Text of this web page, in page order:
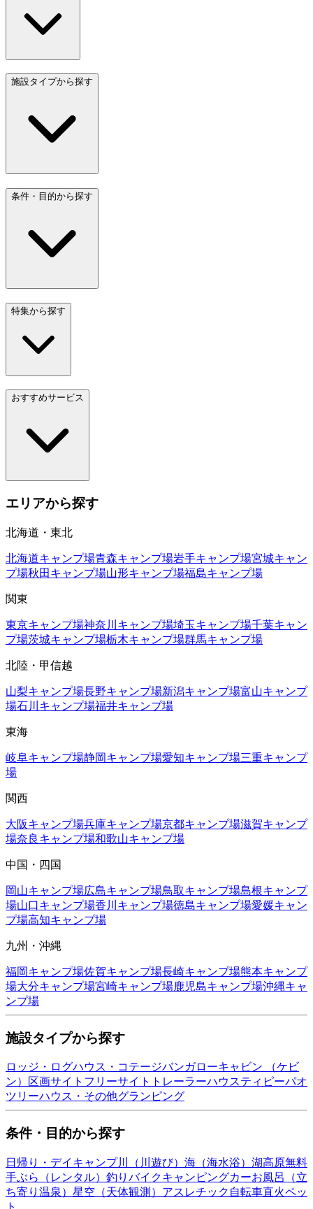
施設タイプから探す
条件・目的から探す
特集から探す
おすすめサービス
エリアから探す
北海道・東北
北海道キャンプ場青森キャンプ場岩手キャンプ場宮城キャン
プ場秋田 キャンプ場山形キャンプ場福島キャンプ場
関東
東京キャンプ場神奈川 キャンプ場埼玉キャンプ場千葉キャン
プ場茨城キャンプ場栃木キャンプ場群馬キャンプ場
北陸・甲信越
山梨キャンプ場長野キャンプ場新潟キャンプ場富山キャンプ
場石川 キャンプ場福井キャンプ場
東海
岐阜キャンプ場静岡キャンプ場愛知キャンプ場三重キャンプ
場
関西
大阪キャンプ場兵庫キャンプ場京都キャンプ場滋賀キャンプ
場奈良 キャンプ場和歌山キャンプ場
中国・四国
岡山キャンプ場広島キャンプ場鳥取キャンプ場島根キャンプ
場山口キャンプ場香川 キャンプ場徳島キャンプ場愛媛キャン
プ場高知キャンプ場
九州・沖縄
福岡キャンプ場佐賀キャンプ場長崎キャンプ場熊本キャンプ
場大分キャンプ場宮崎キャンプ場鹿児島キャンプ場沖縄キャ
ンプ場
施設タイプから探す
ロッジ・ログハウス・コテージバンガローキャビン （ケビ
ン）
区画サイト フリーサイト トレーラーハウスティピーパオ
ツリーハウス・その他グランピング
条件・目的から探す
日帰り・デイキャンプ川（川遊び） 海（海水浴） 湖高原無料
手ぶら（レンタル） 釣り バイクキャンピングカーお風呂（立
ち寄り温泉） 星空（天体観測） アスレチック 自転車直火ペッ
ト